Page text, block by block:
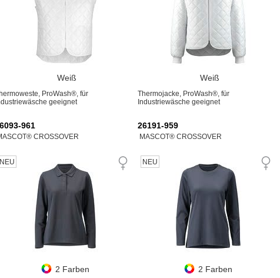
Weiß
ProWash®, für
geeignet
Weiß
Thermojacke, ProWash®, für
Industriewäsche geeignet
961
CROSSOVER
NEU
2 Farben
26191-959
MASCOT® CROSSOVER
NEU
2 Farben